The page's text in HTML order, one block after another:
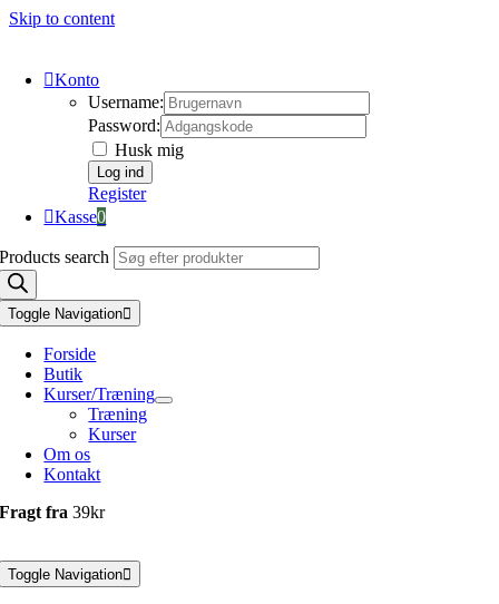
Skip to content
Konto
Username:
Password:
Husk mig
Register
Kasse0
Products search
Toggle Navigation
Forside
Butik
Kurser/Træning
Træning
Kurser
Om os
Kontakt
Fragt fra39kr
Toggle Navigation